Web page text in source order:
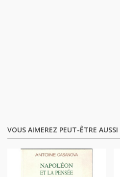
VOUS AIMEREZ PEUT-ÊTRE AUSSI